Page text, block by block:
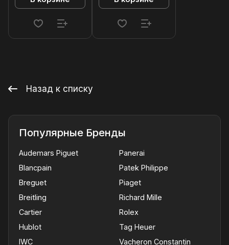
Назад к списку
Популярные Бренды
Audemars Piguet
Blancpain
Breguet
Breitling
Cartier
Hublot
IWC
Panerai
Patek Philippe
Piaget
Richard Mille
Rolex
Tag Heuer
Vacheron Constantin